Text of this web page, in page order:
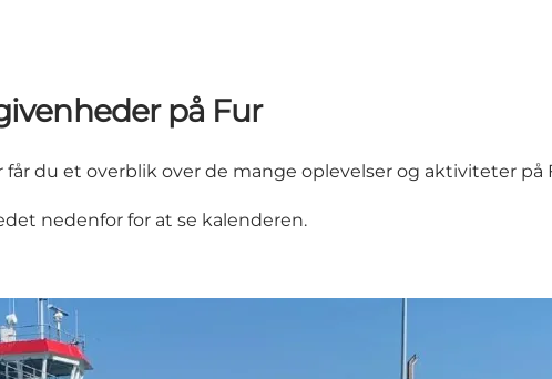
på Fur
du et overblik over de mange oplevelser og aktiviteter på
nedenfor for at se kalenderen.